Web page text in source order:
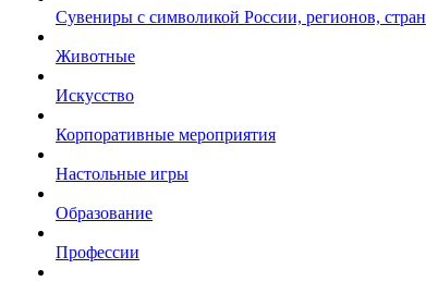
Сувениры с символикой России, регионов, стран
Животные
Искусство
Корпоративные мероприятия
Настольные игры
Образование
Профессии